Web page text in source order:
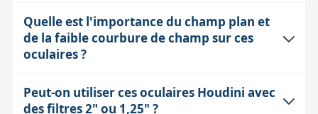
permet d'obtenir des étoiles bien rondes et un champ
plan même en bord de champ, ce qui améliore
revanche, ils sont déconseillés sur les lunettes à f/5 ou
moins, car la coma y est inversée, et la correction
Un grand champ apparent de 86° offre une immersion
visuelle très agréable, mais cela nécessite un relief
d’œil suffisant pour observer confortablement sans
mm, ce qui est confortable, même pour les porteurs de
Quelle est l'importance du champ plan et
de la faible courbure de champ sur ces
oculaires ?
Le champ plan signifie que l'image est nette du centre
Peut-on utiliser ces oculaires Houdini avec
des filtres 2" ou 1,25" ?